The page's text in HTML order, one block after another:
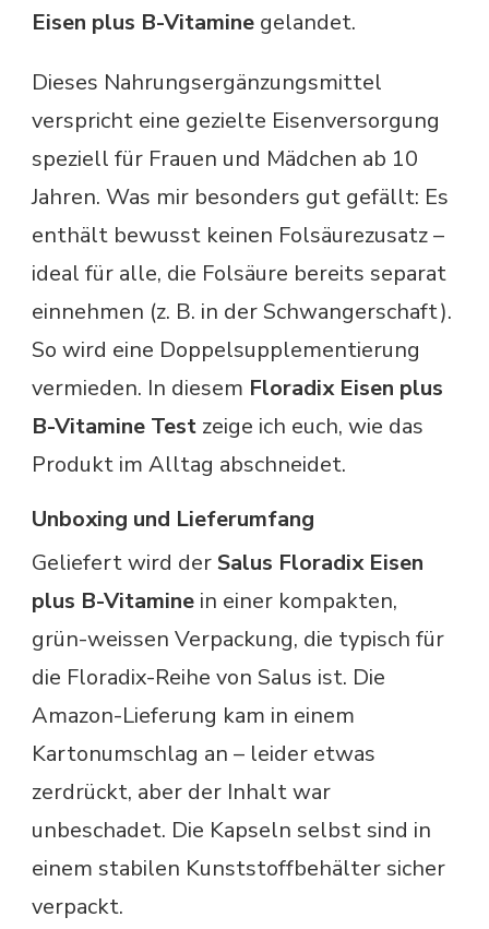
Eisen plus B-Vitamine gelandet.
Dieses Nahrungsergänzungsmittel
verspricht eine gezielte Eisenversorgung
speziell für Frauen und Mädchen ab 10
Jahren. Was mir besonders gut gefällt: Es
enthält bewusst keinen Folsäurezusatz –
ideal für alle, die Folsäure bereits separat
einnehmen (z. B. in der Schwangerschaft).
So wird eine Doppelsupplementierung
vermieden. In diesem Floradix Eisen plus
B-Vitamine Test zeige ich euch, wie das
Produkt im Alltag abschneidet.
Unboxing und Lieferumfang
Geliefert wird derSalus Floradix Eisen
plus B-Vitamine in einer kompakten,
grün-weissen Verpackung, die typisch für
die Floradix-Reihe von Salus ist. Die
Amazon-Lieferung kam in einem
Kartonumschlag an – leider etwas
zerdrückt, aber der Inhalt war
unbeschadet. Die Kapseln selbst sind in
einem stabilen Kunststoffbehälter sicher
verpackt.